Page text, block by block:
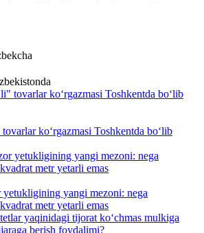
ko‘rgazmasi Toshkentda bo‘lib
yangi mezoni: nega
metr yetarli emas